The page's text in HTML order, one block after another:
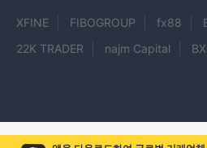
계정의 높은 최소 입금액은 일부 트레
다. 규제 감독이 없는 것은 트레이더의
사용자들은 거래 목표, 경험 및 위험
보를 얻기 위해 철저한 연구가 필수적
XFINE FIBOGROUP fx88
22K TRADER
najm Capital
HXGJ
Winsorfx BCS Forex